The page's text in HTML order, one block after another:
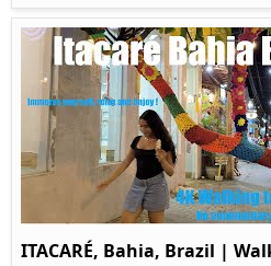
ITACARÉ, Bahia, Brazil |